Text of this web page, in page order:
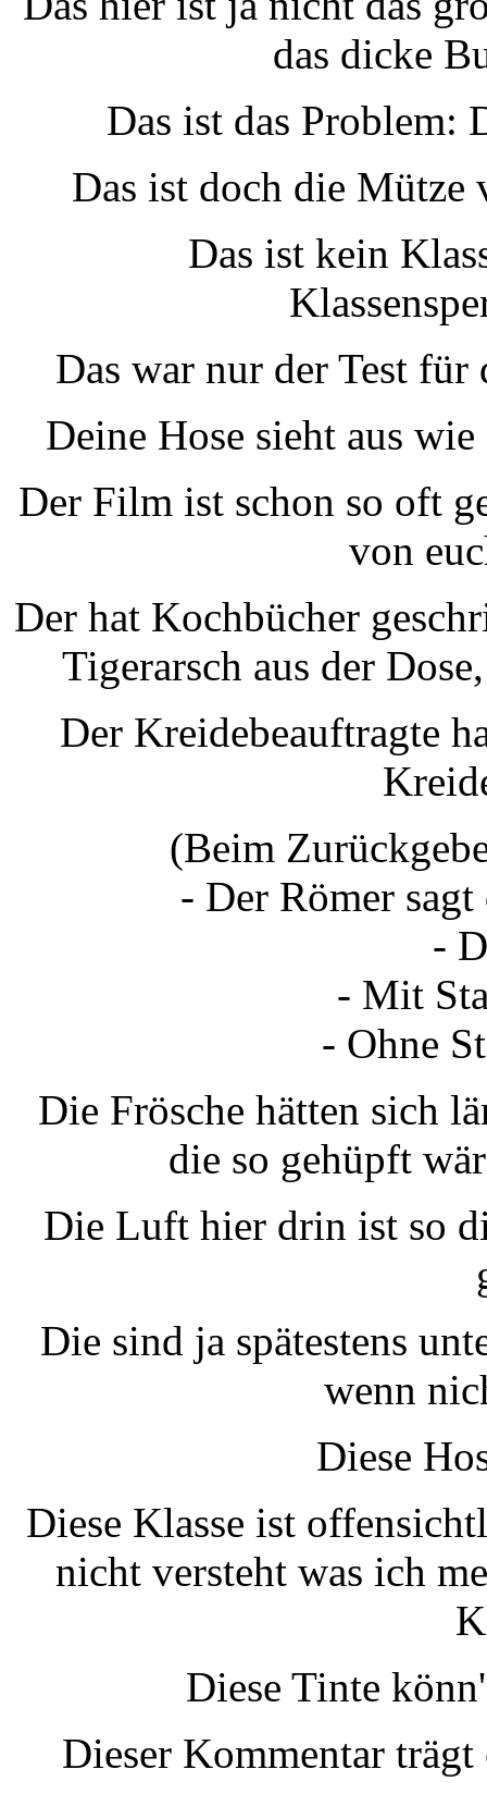
das dicke
Das ist das Problem:
Das ist doch die Mütze
Das ist kein
Das war nur der Test
Deine Hose sieht aus
Der Film ist schon so oft
von
Der hat Kochbücher
Tigerarsch aus der
Der Kreidebeauftragte
(Beim
- Der Römer
-
- Mit
- Ohne
Die Frösche hätten sich
die so gehüpft
Die Luft hier drin ist so
Die sind ja spätestens
wenn
Diese
Diese Klasse ist
nicht versteht was ich
Diese Tinte
Dieser Kommentar